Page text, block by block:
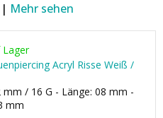
Mehr sehen
Lager
Acryl Risse Weiß /
mm / 16 G - Länge: 08 mm -
mm